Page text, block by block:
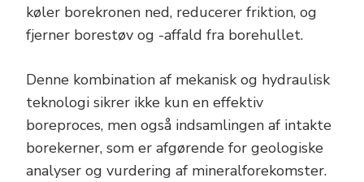
køler borekronen ned, reducerer friktion, og
fjerner borestøv og -affald fra borehullet.
Denne kombination af mekanisk og hydraulisk
teknologi sikrer ikke kun en effektiv
boreproces, men også indsamlingen af intakte
borekerner, som er afgørende for geologiske
analyser og vurdering af mineralforekomster.